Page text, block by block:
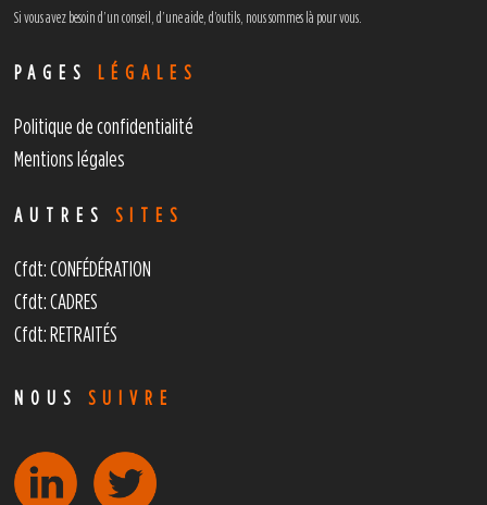
Si vous avez besoin d’un conseil, d’une aide, d’outils, nous sommes là pour vous.
PAGES LÉGALES
Politique de confidentialité
Mentions légales
AUTRESSITES
Cfdt: CONFÉDÉRATION
Cfdt: CADRES
Cfdt: RETRAITÉS
NOUSSUIVRE